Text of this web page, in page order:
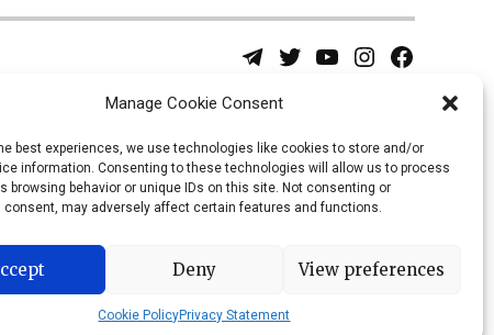
Manage Cookie Consent
best experiences, we use technologies like cookies to store and/or
information. Consenting to these technologies will allow us to process
browsing behavior or unique IDs on this site. Not consenting or
consent, may adversely affect certain features and functions.
Deny View preferences
Cookie PolicyPrivacy Statement
Telegram
Twitter
Username
YouTubeInstagram
Facebook